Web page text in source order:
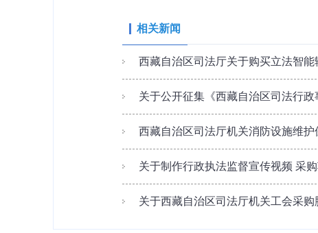
相关新闻
西藏自治区司法厅关于购买立法智
关于公开征集《西藏自治区司法行政
西藏自治区司法厅机关消防设施维
关于制作行政执法监督宣传视频 采
关于西藏自治区司法厅机关工会采